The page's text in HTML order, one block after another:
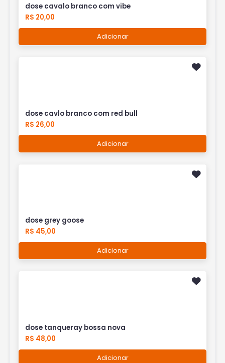
dose cavalo branco com vibe
R$ 20,00
Adicionar
dose cavlo branco com red bull
R$ 26,00
Adicionar
dose grey goose
R$ 45,00
Adicionar
dose tanqueray bossa nova
R$ 48,00
Adicionar